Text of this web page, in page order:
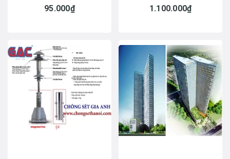
95.000₫ 1.100.000₫